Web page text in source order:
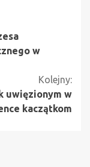
w
Kolejny:
uwięzionym w
kaczątkom